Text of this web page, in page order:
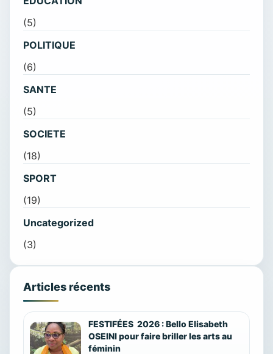
(5)
POLITIQUE
(6)
SANTE
(5)
SOCIETE
(18)
SPORT
(19)
Uncategorized
(3)
Articles récents
FESTIFÉES 2026 : Bello Elisabeth
OSEINI pour faire briller les arts au
féminin